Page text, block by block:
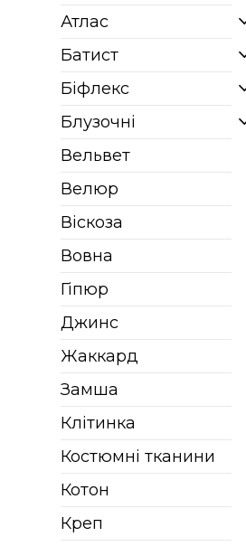
Атлас
Батист
Біфлекс
Блузочні
Вельвет
Велюр
Віскоза
Вовна
Гіпюр
Джинс
Жаккард
Замша
Клітинка
Костюмні тканини
Котон
Креп